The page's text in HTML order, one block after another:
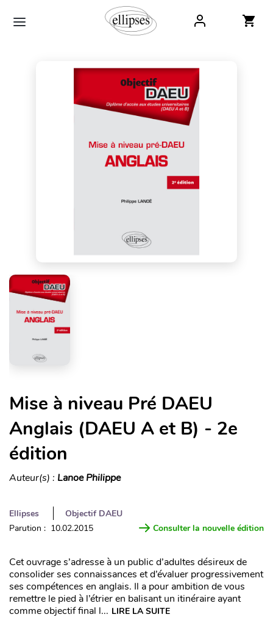
Mise à niveau Pré DAEU
Anglais (DAEU A et B) - 2e
édition
Auteur(s) : Lanoe Philippe
Ellipses
Objectif DAEU
Parution : 10.02.2015
Consulter la nouvelle édition
Cet ouvrage s’adresse à un public d’adultes désireux de
consolider ses connaissances et d’évaluer progressivement
ses compétences en anglais. Il a pour ambition de vous
remettre le pied à l’étrier en balisant un itinéraire ayant
comme objectif final l... LIRE LA SUITE